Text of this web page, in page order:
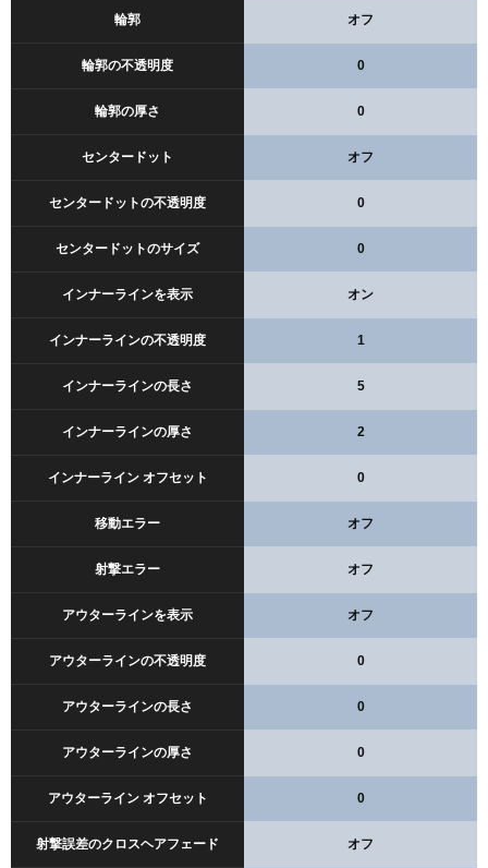
輪郭 オフ
輪郭の不透明度 0
輪郭の厚さ 0
センタードット オフ
センタードットの不透明度 0
センタードットのサイズ 0
インナーラインを表示 オン
インナーラインの不透明度 1
インナーラインの長さ 5
インナーラインの厚さ 2
インナーライン オフセット 0
移動エラー オフ
射撃エラー オフ
アウターラインを表示 オフ
アウターラインの不透明度 0
アウターラインの長さ 0
アウターラインの厚さ 0
アウターライン オフセット 0
射撃誤差のクロスヘアフェード オフ